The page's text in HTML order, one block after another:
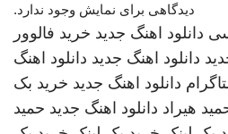
دیدگاهی برای نمایش وجود ندارد.
دانلود اهنگ جدید خرید فالوور
دانلود اهنگ جدید دانلود اهنگ
دانلود اهنگ جدید خرید بک
هیراد دانلود اهنگ جدید حمید